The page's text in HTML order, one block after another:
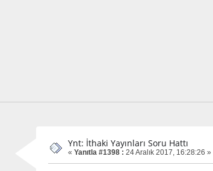
Ynt: İthaki Yayınları Soru Hattı
« Yanıtla #1398 : 24 Aralık 2017, 16:28:26 »